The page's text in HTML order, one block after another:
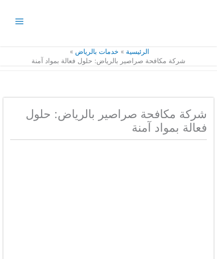
الرئيسية
خدمات بالرياض
شركة مكافحة صراصير بالرياض: حلول فعالة بمواد آمنة
شركة مكافحة صراصير بالرياض: حلول
فعالة بمواد آمنة